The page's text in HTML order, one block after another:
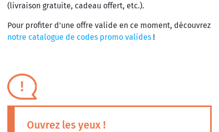
(livraison gratuite, cadeau offert, etc.).
Pour profiter d'une offre valide en ce moment, découvrez
notre catalogue de codes promo valides !
Ouvrez les yeux !